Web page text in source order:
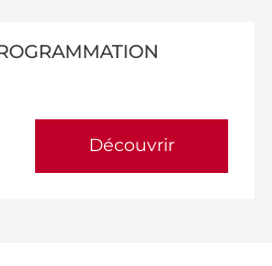
Découvrir